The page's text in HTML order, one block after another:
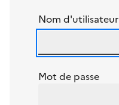
Nom d'utilisateur
Mot de passe